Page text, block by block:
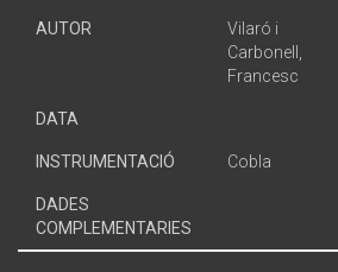
AUTOR
Vilaró i
Carbonell,
Francesc
DATA
INSTRUMENTACIÓ Cobla
DADES
COMPLEMENTARIES